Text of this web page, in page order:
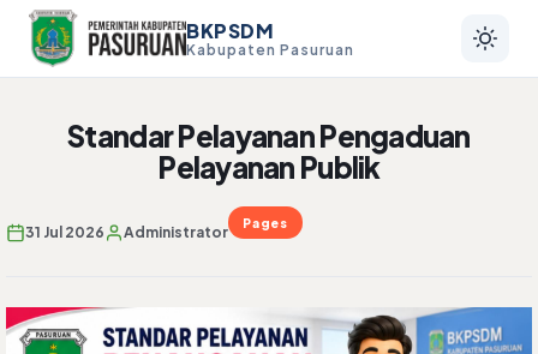
BKPSDM
Kabupaten Pasuruan
Standar Pelayanan Pengaduan
Pelayanan Publik
31 Jul 2026 Administrator
Pages